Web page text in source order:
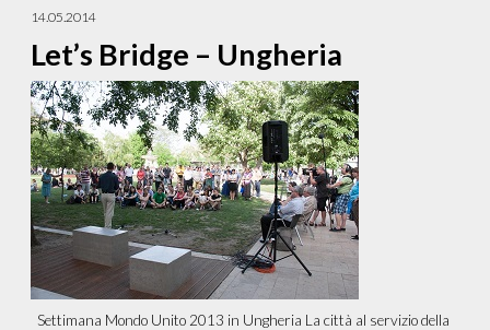
14.05.2014
Let’s Bridge – Ungheria
Settimana Mondo Unito 2013 in Ungheria La città al servizio della